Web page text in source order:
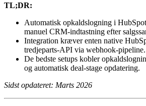
TL;DR:
Automatisk opkaldslogning i
manuel CRM-indtastning efter
Integration kræver enten native
tredjeparts-API via webhook-pipeline.
De bedste setups kobler
og automatisk deal-stage opdatering.
Sidst opdateret: Marts 2026